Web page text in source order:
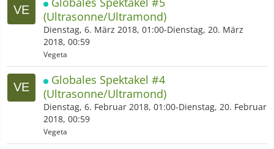
(Ultrasonne/Ultramond)
Dienstag, 6. März 2018, 01:00-Dienstag, 20. März
2018, 00:59
Vegeta
Globales Spektakel #4
(Ultrasonne/Ultramond)
Dienstag, 6. Februar 2018, 01:00-Dienstag, 20. Februar
2018, 00:59
Vegeta